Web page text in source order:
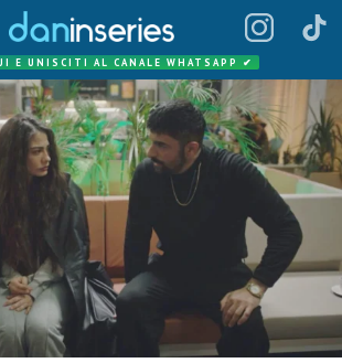
E UNISCITI AL CANALE WHATSAPP ✔